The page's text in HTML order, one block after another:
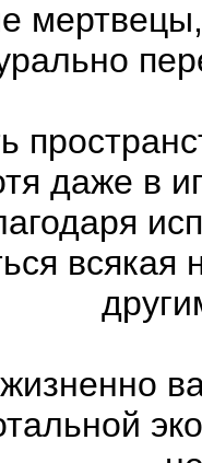
даже в
всякая